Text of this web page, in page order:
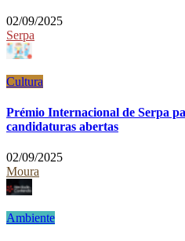
02/09/2025
Serpa
Cultura
Prémio Internacional de Serpa
candidaturas abertas
02/09/2025
Moura
Ambiente